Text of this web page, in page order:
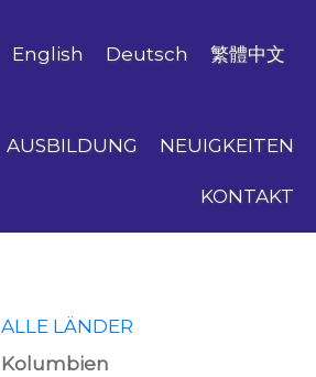
English Deutsch 繁體中文
AUSBILDUNG NEUIGKEITEN
KONTAKT
ALLE LÄNDER
Kolumbien